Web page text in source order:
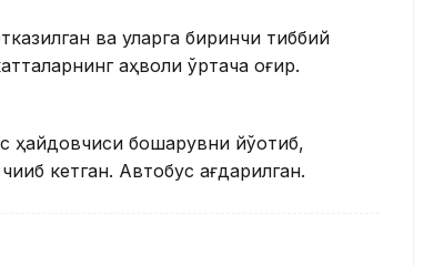
ва уларга биринчи тиббий
аҳволи ўртача оғир.
бошқарувни йўқотиб,
кетган. Aвтобус ағдарилган.